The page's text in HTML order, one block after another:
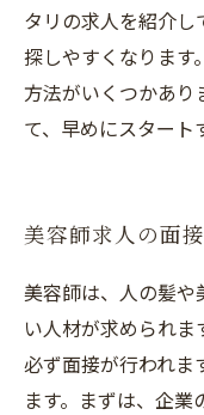
タリの求人を紹介
探しやすくなります
方法がいくつかあり
て、早めにスタート
美容師求人の面
美容師は、人の髪や
い人材が求められま
必ず面接が行われま
ます。まずは、企